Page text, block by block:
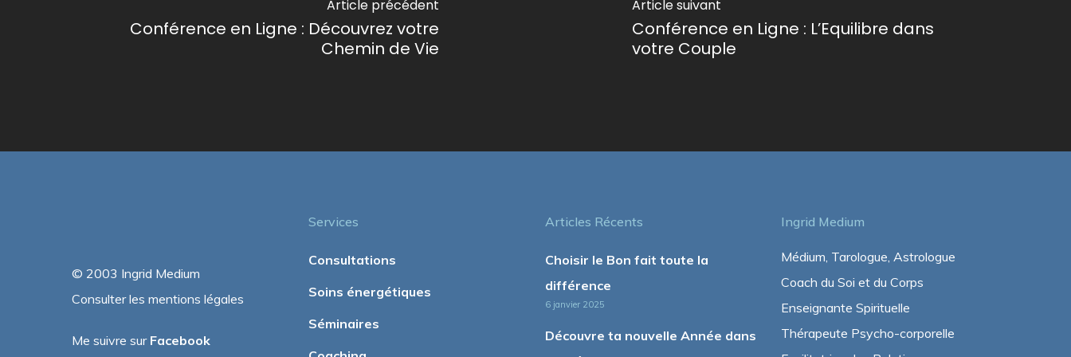
Article précédent
Conférence en Ligne : Découvrez votre
Chemin de Vie
Article suivant
Conférence en Ligne : L’Equilibre dans
votre Couple
© 2003 Ingrid Medium
Consulter les mentions légales
Me suivre sur Facebook
Services
Consultations
Soins énergétiques
Séminaires
Articles Récents
Choisir le Bon fait toute la
différence
6 janvier 2025
Découvre ta nouvelle Année dans
Ingrid Medium
Médium, Tarologue, Astrologue
Coach du Soi et du Corps
Enseignante Spirituelle
Thérapeute Psycho-corporelle